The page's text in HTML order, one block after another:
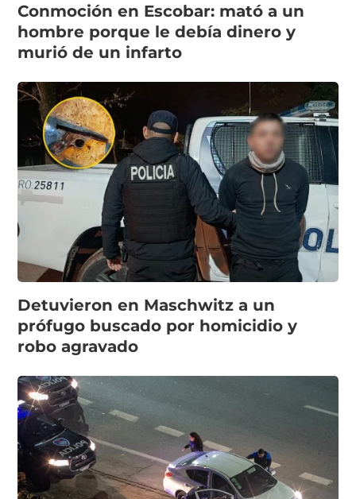
Conmoción en Escobar: mató a un
hombre porque le debía dinero y
murió de un infarto
Detuvieron en Maschwitz a un
prófugo buscado por homicidio y
robo agravado